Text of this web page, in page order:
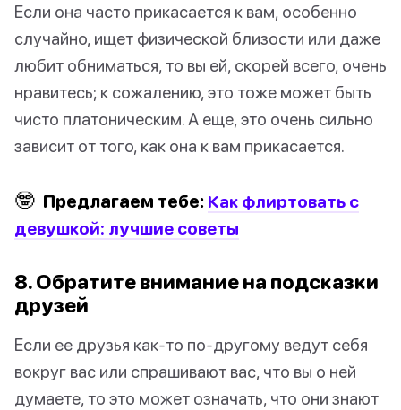
Если она часто прикасается к вам, особенно
случайно, ищет физической близости или даже
любит обниматься, то вы ей, скорей всего, очень
нравитесь; к сожалению, это тоже может быть
чисто платоническим. А еще, это очень сильно
зависит от того, как она к вам прикасается.
🤓 Предлагаем тебе: Как флиртовать с
девушкой: лучшие советы
8. Обратите внимание на подсказки
друзей
Если ее друзья как-то по-другому ведут себя
вокруг вас или спрашивают вас, что вы о ней
думаете, то это может означать, что они знают